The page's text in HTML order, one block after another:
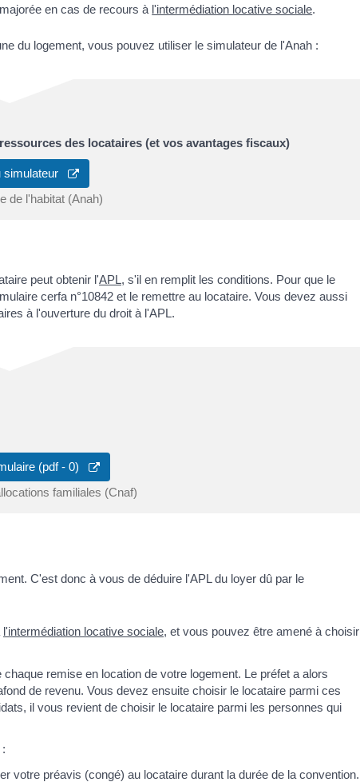
en cas de recours à l'intermédiation locative sociale.
du logement, vous pouvez utiliser le simulateur de l'Anah :
des locataires (et vos avantages fiscaux)
simulateur
de l'habitat (Anah)
peut obtenir l'APL, s'il en remplit les conditions. Pour que le
cerfa n°10842 et le remettre au locataire. Vous devez aussi
à l'ouverture du droit à l'APL.
(pdf - 0)
familiales (Cnaf)
C'est donc à vous de déduire l'APL du loyer dû par le
l'intermédiation locative sociale, et vous pouvez être amené à choisir
remise en location de votre logement. Le préfet a alors
de revenu. Vous devez ensuite choisir le locataire parmi ces
il vous revient de choisir le locataire parmi les personnes qui
votre préavis (congé) au locataire durant la durée de la convention.